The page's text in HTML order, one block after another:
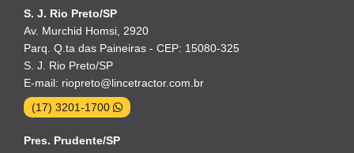
S. J. Rio Preto/SP
Av. Murchid Homsi, 2920
Parq. Q.ta das Paineiras - CEP: 15080-325
S. J. Rio Preto/SP
E-mail: riopreto@lincetractor.com.br
(17) 3201-1700
Pres. Prudente/SP